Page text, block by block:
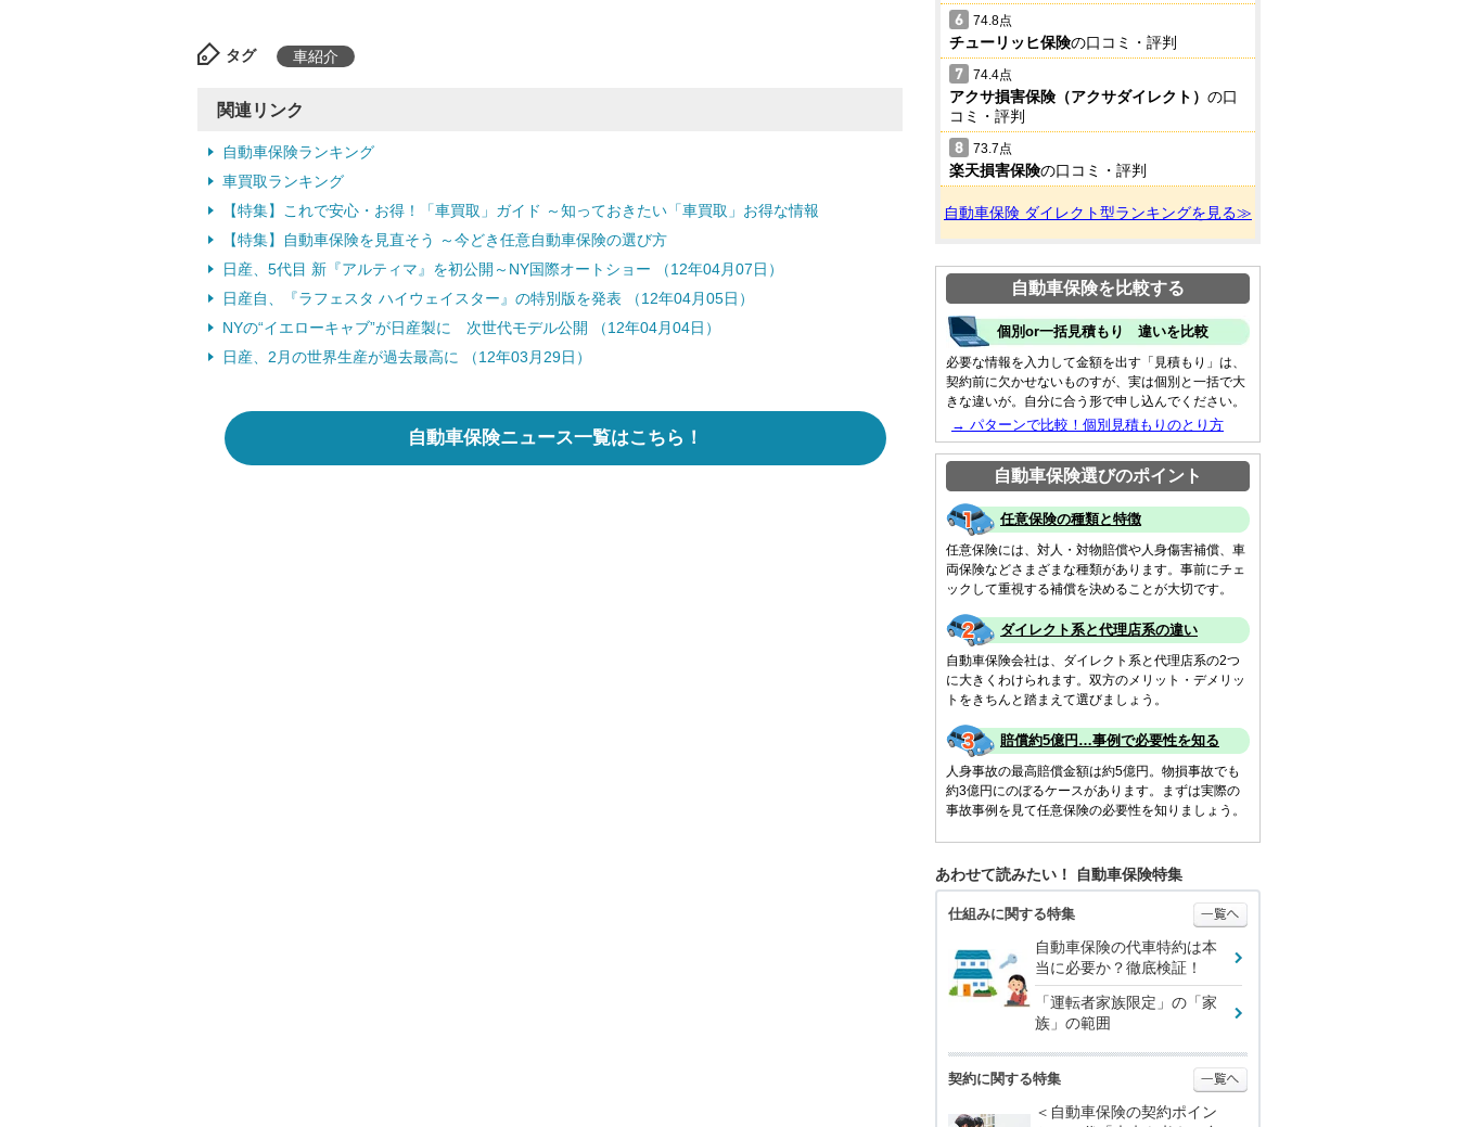
タグ 車紹介
関連リンク
自動車保険ランキング
車買取ランキング
【特集】これで安心・お得！「車買取」ガイド ～知っておきたい「車買取」お得な情報
【特集】自動車保険を見直そう ～今どき任意自動車保険の選び方
日産、5代目 新『アルティマ』を初公開～NY国際オートショー （12年04月07日）
日産自、『ラフェスタ ハイウェイスター』の特別版を発表 （12年04月05日）
NYの“イエローキャブ”が日産製に 次世代モデル公開 （12年04月04日）
日産、2月の世界生産が過去最高に （12年03月29日）
自動車保険ニュース一覧はこちら！
74.8点
チューリッヒ保険の口コミ・評判
74.4点
アクサ損害保険（アクサダイレクト） の口
コミ・評判
73.7点
楽天損害保険の口コミ・評判
自動車保険 ダイレクト型ランキングを見る≫
自動車保険を比較する
個別or一括見積もり 違いを比較
必要な情報を入力して金額を出す「見積もり」は、
契約前に欠かせないものすが、実は個別と一括で大
きな違いが。自分に合う形で申し込んでください。
→ パターンで比較！個別見積もりのとり方
自動車保険選びのポイント
任意保険の種類と特徴
任意保険には、対人・対物賠償や人身傷害補償、車
両保険などさまざまな種類があります。事前にチェ
ックして重視する補償を決めることが大切です。
ダイレクト系と代理店系の違い
自動車保険会社は、ダイレクト系と代理店系の2つ
に大きくわけられます。双方のメリット・デメリッ
トをきちんと踏まえて選びましょう。
賠償約5億円…事例で必要性を知る
人身事故の最高賠償金額は約5億円。物損事故でも
約3億円にのぼるケースがあります。まずは実際の
事故事例を見て任意保険の必要性を知りましょう。
あわせて読みたい！ 自動車保険特集
仕組みに関する特集
自動車保険の代車特約は本
当に必要か？徹底検証！
「運転者家族限定」の「家
族」の範囲
契約に関する特集
＜自動車保険の契約ポイン